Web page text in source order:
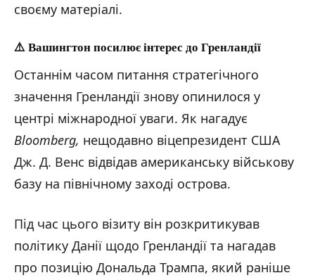
своєму матеріалі.
⚠️ Вашингтон посилює інтерес до Гренландії
Останнім часом питання стратегічного
значення Гренландії знову опинилося у
центрі міжнародної уваги. Як нагадує
Bloomberg, нещодавно віцепрезидент США
Дж. Д. Венс відвідав американську військову
базу на північному заході острова.
Під час цього візиту він розкритикував
політику Данії щодо Гренландії та нагадав
про позицію Дональда Трампа, який раніше